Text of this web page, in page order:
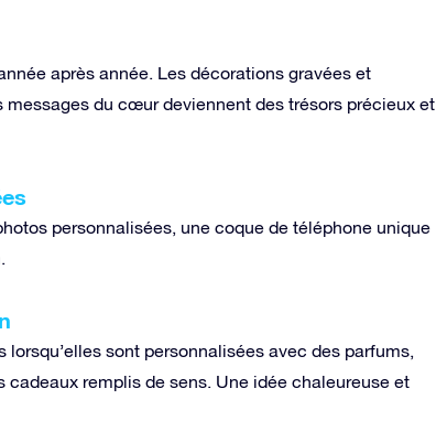
après année. Les décorations gravées et
du cœur deviennent des trésors précieux et
personnalisées, une coque de téléphone unique
sont personnalisées avec des parfums,
remplis de sens. Une idée chaleureuse et